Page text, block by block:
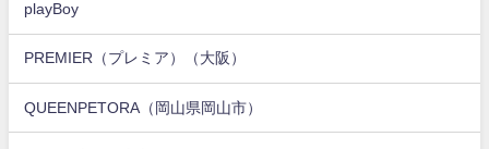
playBoy
PREMIER（プレミア）（大阪）
QUEENPETORA（岡山県岡山市）